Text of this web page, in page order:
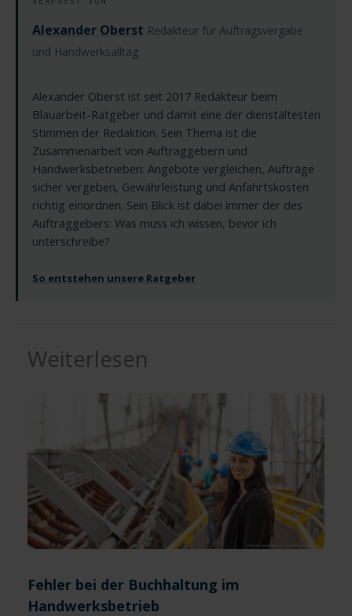
Alexander Oberst Redakteur für Auftragsvergabe
und Handwerksalltag
Alexander Oberst ist seit 2017 Redakteur beim
Blauarbeit-Ratgeber und damit eine der dienstältesten
Stimmen der Redaktion. Sein Thema ist die
Zusammenarbeit von Auftraggebern und
Handwerksbetrieben: Angebote vergleichen, Aufträge
sicher vergeben, Gewährleistung und Anfahrtskosten
richtig einordnen. Sein Blick ist dabei immer der des
Auftraggebers: Was muss ich wissen, bevor ich
unterschreibe?
So entstehen unsere Ratgeber
Weiterlesen
Fehler bei der Buchhaltung im
Handwerksbetrieb